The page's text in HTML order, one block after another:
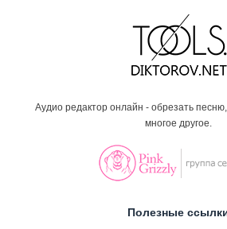
Аудио редактор онлайн - обрезать
многое другое.
Полезные